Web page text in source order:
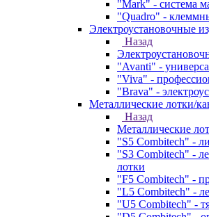
"Mark" - система
"Quadro" -
Электроустановочные
Назад
"Avanti" -
"Viva" -
"Brava" -
Металлические лотки/
Назад
Металлические
"S5 Combitech" -
"S3 Combitech" -
лотки
"F5 Combitech" -
"L5 Combitech" -
"U5 Combitech" -